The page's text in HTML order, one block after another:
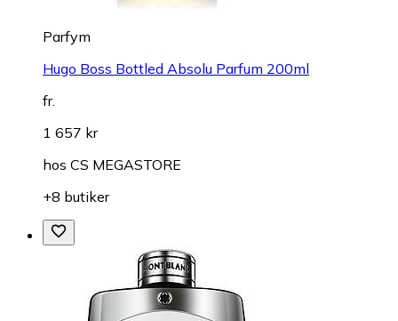
Parfym
Hugo Boss Bottled Absolu Parfum 200ml
fr.
1 657 kr
hos CS MEGASTORE
+8 butiker